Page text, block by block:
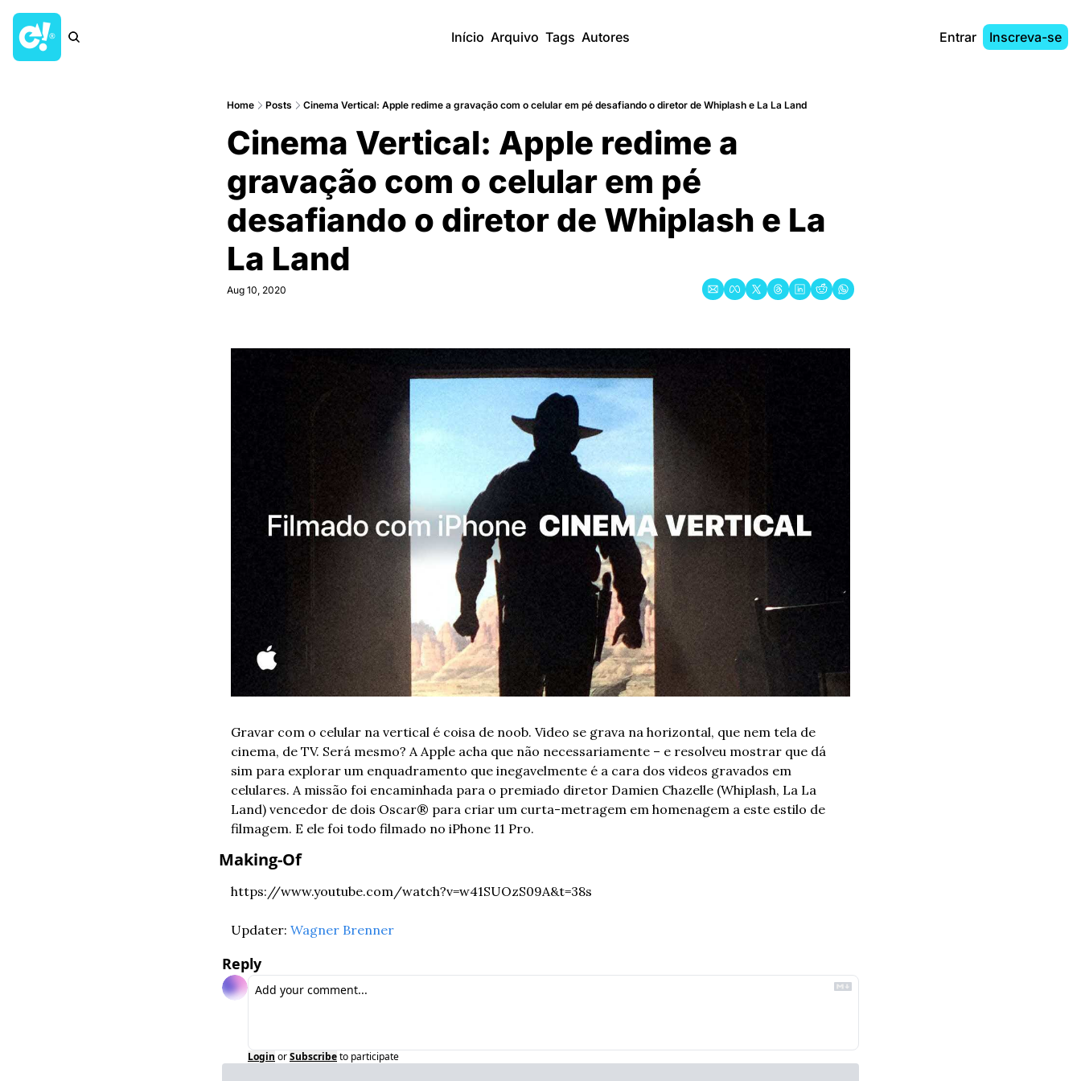
Início Arquivo Tags Autores Entrar Inscreva-se
Home Posts Cinema Vertical: Apple redime a gravação com o celular em pé desafiando o diretor de Whiplash e La La Land
Cinema Vertical: Apple redime a
gravação com o celular em pé
desafiando o diretor de Whiplash e La
La Land
Aug 10, 2020
Gravar com o celular na vertical é coisa de noob. Video se grava na horizontal, que nem tela de
cinema, de TV. Será mesmo? A Apple acha que não necessariamente – e resolveu mostrar que dá
sim para explorar um enquadramento que inegavelmente é a cara dos videos gravados em
celulares. A missão foi encaminhada para o premiado diretor Damien Chazelle (Whiplash, La La
Land) vencedor de dois Oscar® para criar um curta-metragem em homenagem a este estilo de
filmagem. E ele foi todo filmado no iPhone 11 Pro.
Making-Of
https://www.youtube.com/watch?v=w41SUOzS09A&t=38s
Updater: Wagner Brenner
Reply
Login orSubscribeto participate